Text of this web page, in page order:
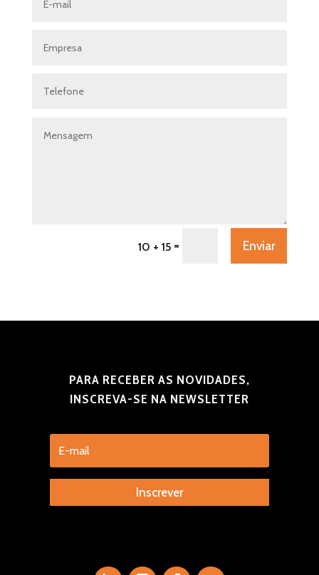
10 + 15 = Enviar
PARA RECEBER AS NOVIDADES,
INSCREVA-SE NA NEWSLETTER
Inscrever